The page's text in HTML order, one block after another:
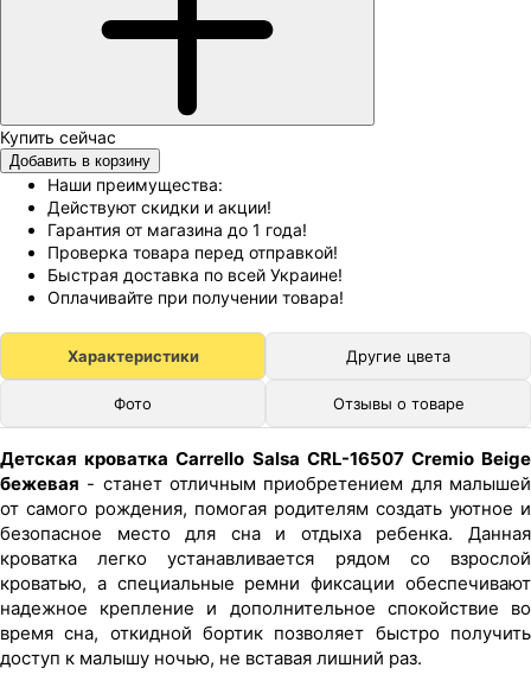
Добавить в корзину
Наши преимущества:
Действуют скидки и акции!
Гарантия от магазина до 1 года!
Проверка товара перед отправкой!
Быстрая доставка по всей Украине!
Оплачивайте при получении товара!
Характеристики Другие цвета
Фото Отзывы о товаре
Детская кроватка Carrello Salsa CRL-16507 Cremio Beige
бежевая - станет отличным приобретением для малышей
от самого рождения, помогая родителям создать уютное и
безопасное место для сна и отдыха ребенка. Данная
кроватка легко устанавливается рядом со взрослой
кроватью, а специальные ремни фиксации обеспечивают
надежное крепление и дополнительное спокойствие во
время сна, откидной бортик позволяет быстро получить
доступ к малышу ночью, не вставая лишний раз.